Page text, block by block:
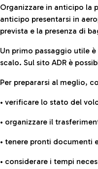
Organizzare in anticipo la
anticipo presentarsi in
prevista e la presenza di
Un primo passaggio utile
scalo. Sul sito ADR è
Per prepararsi al meglio,
• verificare lo stato del
• organizzare il
• tenere pronti documenti
• considerare i tempi